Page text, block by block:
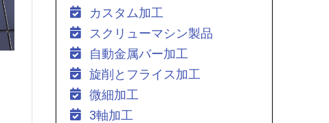
カスタム加工
スクリューマシン製品
自動金属バー加工
旋削とフライス加工
微細加工
3軸加工